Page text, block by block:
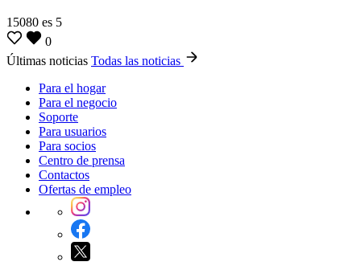
15080 es 5
0
Últimas noticias Todas las noticias
Para el hogar
Para el negocio
Soporte
Para usuarios
Para socios
Centro de prensa
Contactos
Ofertas de empleo